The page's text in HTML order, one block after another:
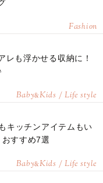
Fashion
レも浮かせる収納に！
Baby&Kids / Life style
キッチンアイテムもい
すすめ7選
Baby&Kids / Life style